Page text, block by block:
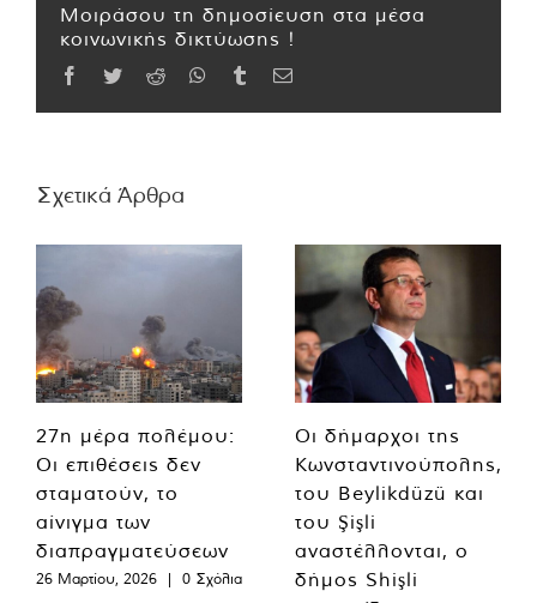
Μοιράσου τη δημοσίευση στα μέσα
κοινωνικής δικτύωσης !
Facebook
TwitterReddit WhatsApp
TumblrEmail
Σχετικά Άρθρα
27η μέρα πολέμου:
Οι επιθέσεις δεν
σταματούν, το
αίνιγμα των
διαπραγματεύσεων
26 Μαρτίου, 2026 | 0 Σχόλια
Οι δήμαρχοι της
Κωνσταντινούπολης,
του Beylikdüzü και
του Şişli
αναστέλλονται, ο
δήμος Shişli